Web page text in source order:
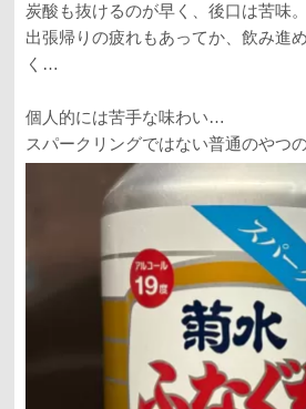
炭酸も抜けるのが早く、後口は苦味。
出張帰りの疲れもあってか、飲み進
く…
個人的には苦手な味わい…
スパークリングではない普通のやつ